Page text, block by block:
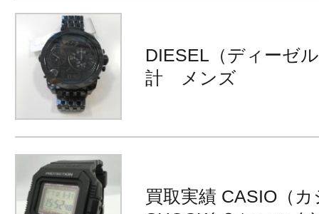
DIESEL（ディーゼ
計 メンズ
買取実績 CASIO（